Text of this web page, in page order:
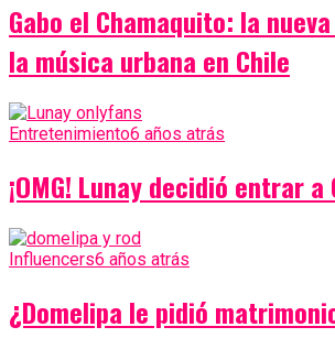
Gabo el Chamaquito: la
la música urbana en Chile
Entretenimiento6 años atrás
¡OMG! Lunay decidió entrar a
Influencers6 años atrás
¿Domelipa le pidió